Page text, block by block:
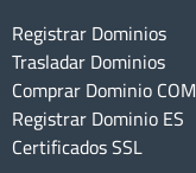
Registrar Dominios
Trasladar Dominios
Comprar Dominio COM
Registrar Dominio ES
Certificados SSL